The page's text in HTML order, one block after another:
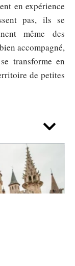
en expérience
pas, ils se
même des
accompagné,
transforme en
de petites